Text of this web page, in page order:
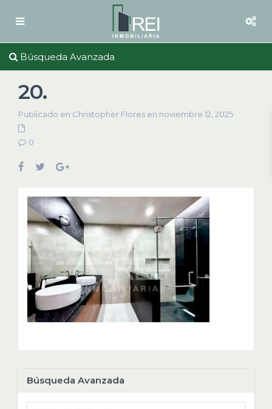
Búsqueda Avanzada
20.
Publicado en Christopher Flores en noviembre 12, 2025
0
Búsqueda Avanzada